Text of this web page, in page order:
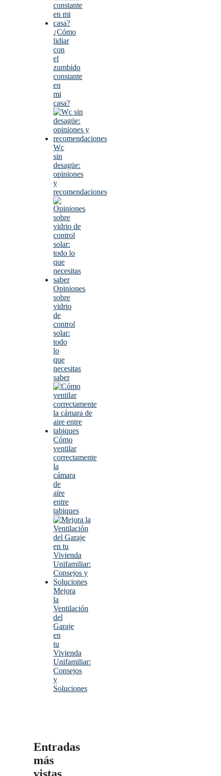
¿Cómo
lidiar
con
el
zumbido
constante
en
mi
casa?
Wc
sin
desagüe:
opiniones
y
recomendaciones
Opiniones
sobre
vidrio
de
control
solar:
todo
lo
que
necesitas
saber
Cómo
ventilar
correctamente
la
cámara
de
aire
entre
tabiques
Mejora
la
Ventilación
del
Garaje
en
tu
Vivienda
Unifamiliar:
Consejos
y
Soluciones
Entradas
más